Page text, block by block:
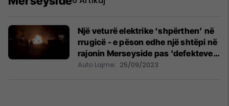
Një veturë elektrike ‘shpërthen’ në
rrugicë - e pëson edhe një shtëpi në
rajonin Merseyside pas 'defekteve
të baterisë'
Auto Lajme 25/09/2023